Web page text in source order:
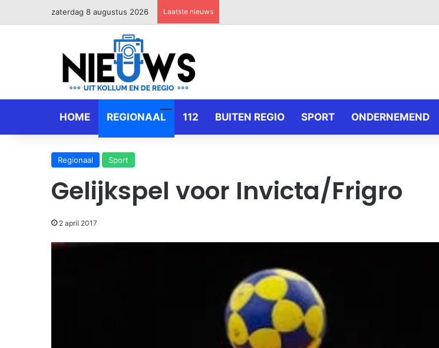
zaterdag 8 augustus 2026 Laatste nieuws
HOME REGIONAAL 112 BUITEN REGIO SPORT ONDERNEMEND
Regionaal Sport
Gelijkspel voor Invicta/Frigro
2 april 2017